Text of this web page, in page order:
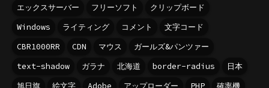
エックスサーバー
フリーソフト
クリップボード
Windows
ライティング コメント
文字コード
CBR1000RR
CDN マウス
ガールズ&パンツァー
text-shadow
ガラナ 北海道 border-radius
日本
旭日旗
絵文字 Adobe アップローダー PHP
確率機